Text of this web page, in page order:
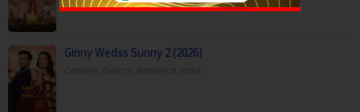
Ginny Wedss Sunny 2 (2026)